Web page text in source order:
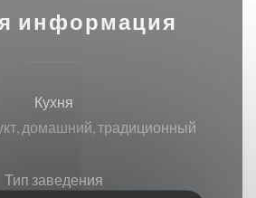
информация
Кухня
домашний, традиционный
Тип заведения